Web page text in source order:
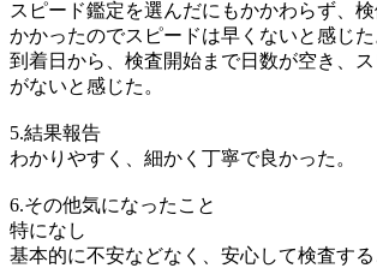
スピード鑑定を選んだにもかかわらず、
かかったのでスピードは早くないと感じた
到着日から、検査開始まで日数が空き、
がないと感じた。
5.結果報告
わかりやすく、細かく丁寧で良かった。
6.その他気になったこと
特になし
基本的に不安などなく、安心して検査す